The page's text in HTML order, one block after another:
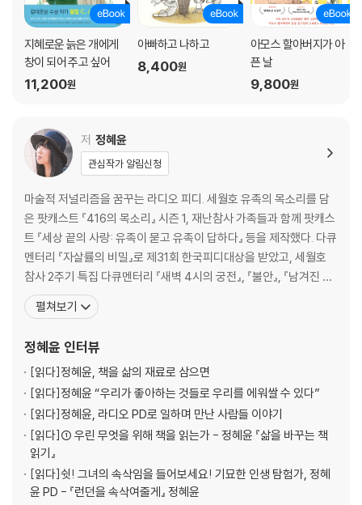
이정모 ― 나를 미치게 하는 통증, 나를 수호해 주는 통증『통증 연대기』
임승수 ― 우리는 위험한 채소를 먹고 있다『채소의 진실』
문화·예술 황홀과 탐닉, 그 사이의 인생
김갑수 ― 슬픔과 비통 다음의 이야기『나의 서양음악 순례』
김민주 ― 우리 일상을 밝히는 찬란한 예술『커피, 어디까지 가봤니?』
반이정 ― 희귀한 미술 교양서의 출현『걸작의 뒷모습』
이기중 ― 음식은 일상이자 인문학이다『음식인문학』
지혜로운 늙은 개에게
창이 되어 주고 싶어
11,200원
아빠하고 나하고
8,400원
아모스 할아버지가 아
픈 날
9,800원
저 정혜윤
관심작가 알림신청
마술적 저널리즘을 꿈꾸는 라디오 피디. 세월호 유족의 목소리를 담
은 팟캐스트 『416의 목소리』 시즌 1, 재난참사 가족들과 함께 팟캐스
트 『세상 끝의 사랑: 유족이 묻고 유족이 답하다』 등을 제작했다. 다큐
멘터리 『자살률의 비밀』로 제31회 한국피디대상을 받았고, 세월호
참사 2주기 특집 다큐멘터리 『새벽 4시의 궁전』, 『불안』, 『남겨진 이
들의 선물』, 『조선인 전범 75년 동안의 고독』 등의 작품으로 한국방
송대상 작품상을 수상했다. 저서로는 『책을 덮고 삶을 열다』, 『삶의
생활의 천재들』,
펼쳐보기
정혜윤 인터뷰
[읽다] 정혜윤, 책을 삶의 재료로 삼으면
[읽다] 정혜윤 “우리가 좋아하는 것들로 우리를 에워쌀 수 있다”
[읽다] 정혜윤, 라디오 PD로 일하며 만난 사람들 이야기
[읽다] ① 우린 무엇을 위해 책을 읽는가 - 정혜윤 『삶을 바꾸는 책
읽기』
[읽다]쉿! 그녀의 속삭임을 들어보세요! 기묘한 인생 탐험가, 정혜
윤 PD - 『런던을 속삭여줄게』 정혜윤